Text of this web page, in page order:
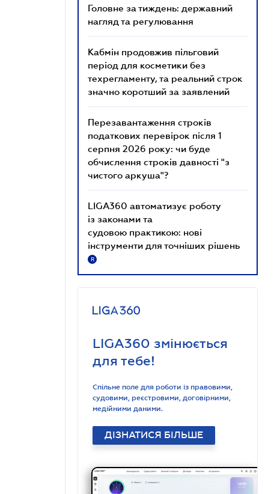
Головне за тиждень: державний
нагляд та регулювання
Кабмін продовжив пільговий
період для косметики без
техрегламенту, та реальний строк
значно коротший за заявлений
Перезавантаження строків
податкових перевірок після 1
серпня 2026 року: чи буде
обчислення строків давності "з
чистого аркуша"?
LIGA360 автоматизує роботу
із законами та
судовою практикою: нові
інструменти для точніших рішень
R
LIGA360 змінюється
для тебе!
Спільне поле для роботи із правовими,
судовими, реєстровими, договірними,
медійними даними.
ДІЗНАТИСЯ БІЛЬШЕ